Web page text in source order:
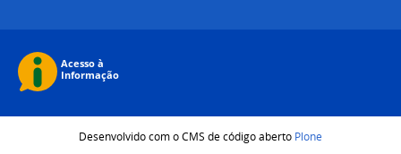
Desenvolvido com o CMS de código aberto Plone